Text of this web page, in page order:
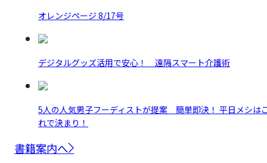
オレンジページ 8/17号
デジタルグッズ活用で安心！ 遠隔スマート介護術
5人の人気男子フーディストが提案 簡単即決！ 平日メシは
れで決まり！
書籍案内へ